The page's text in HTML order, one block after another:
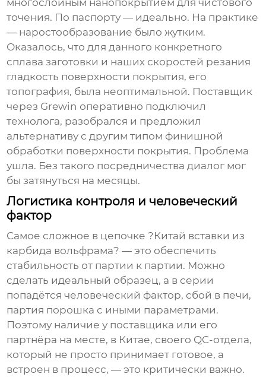
многослойным нанопокрытием для чистового
точения. По паспорту — идеально. На практике
— наростообразование было жутким.
Оказалось, что для данного конкретного
сплава заготовки и наших скоростей резания
гладкость поверхности покрытия, его
топография, была неоптимальной. Поставщик
через Grewin оперативно подключил
технолога, разобрался и предложил
альтернативу с другим типом финишной
обработки поверхности покрытия. Проблема
ушла. Без такого посредничества диалог мог
бы затянуться на месяцы.
Логистика контроля и человеческий
фактор
Самое сложное в цепочке ?Китай вставки из
карбида вольфрама? — это обеспечить
стабильность от партии к партии. Можно
сделать идеальный образец, а в серии
попадётся человеческий фактор, сбой в печи,
партия порошка с иными параметрами.
Поэтому наличие у поставщика или его
партнёра на месте, в Китае, своего QC-отдела,
который не просто принимает готовое, а
встроен в процесс, — это критически важно.